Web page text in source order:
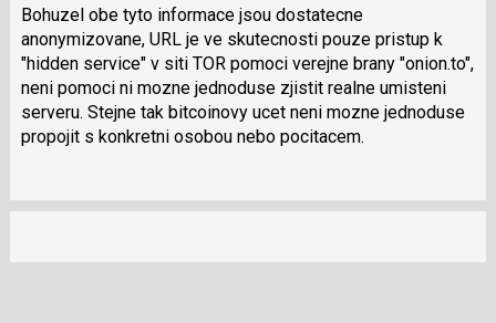
navigaci
lze
použít
i
klávesy
N
následující
pro
Bohuzel obe tyto informace jsou dostatecne
anonymizovane, URL je ve skutecnosti pouze pristup k
"hidden service" v siti TOR pomoci verejne brany "onion.to",
neni pomoci ni mozne jednoduse zjistit realne umisteni
serveru. Stejne tak bitcoinovy ucet neni mozne jednoduse
propojit s konkretni osobou nebo pocitacem.